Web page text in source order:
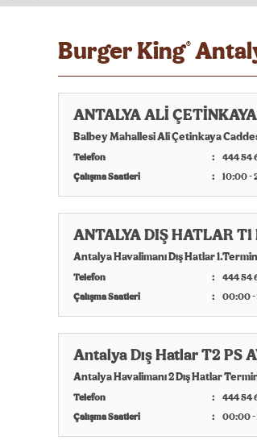
Burger King®
ANTALYA ALİ ÇETİNKAYA
Balbey Mahallesi Ali Çetinkaya
Telefon
444 54
Çalışma Saatleri
10:00 -
ANTALYA DIŞ HATLAR T1
Antalya Havalimanı Dış Hatlar
Telefon
444 54
Çalışma Saatleri
00:00 -
Antalya Dış Hatlar T2 PS
Antalya Havalimanı 2 Dış Hatlar
Telefon
444 54
Çalışma Saatleri
00:00 -